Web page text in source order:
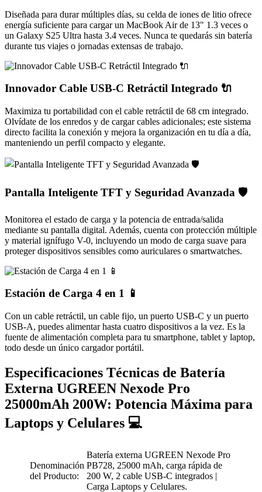
Diseñada para durar múltiples días, su celda de iones de litio ofrece
energía suficiente para cargar un MacBook Air de 13" 1.3 veces o
un Galaxy S25 Ultra hasta 3.4 veces. Nunca te quedarás sin batería
durante tus viajes o jornadas extensas de trabajo.
Innovador Cable USB-C Retráctil Integrado 🔌
Maximiza tu portabilidad con el cable retráctil de 68 cm integrado.
Olvídate de los enredos y de cargar cables adicionales; este sistema
directo facilita la conexión y mejora la organización en tu día a día,
manteniendo un perfil compacto y elegante.
Pantalla Inteligente TFT y Seguridad Avanzada 🛡️
Monitorea el estado de carga y la potencia de entrada/salida
mediante su pantalla digital. Además, cuenta con protección múltiple
y material ignífugo V-0, incluyendo un modo de carga suave para
proteger dispositivos sensibles como auriculares o smartwatches.
Estación de Carga 4 en 1 📱
Con un cable retráctil, un cable fijo, un puerto USB-C y un puerto
USB-A, puedes alimentar hasta cuatro dispositivos a la vez. Es la
fuente de alimentación completa para tu smartphone, tablet y laptop,
todo desde un único cargador portátil.
Especificaciones Técnicas de Batería
Externa UGREEN Nexode Pro
25000mAh 200W: Potencia Máxima para
Laptops y Celulares 💻
Denominación
del Producto:
Batería externa UGREEN Nexode Pro
PB728, 25000 mAh, carga rápida de
200 W, 2 cable USB-C integrados |
Carga Laptops y Celulares.